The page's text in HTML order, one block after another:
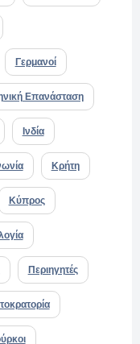
Γερμανοί
Επανάσταση
Ινδία
Κρήτη
Κύπρος
Περιηγητές